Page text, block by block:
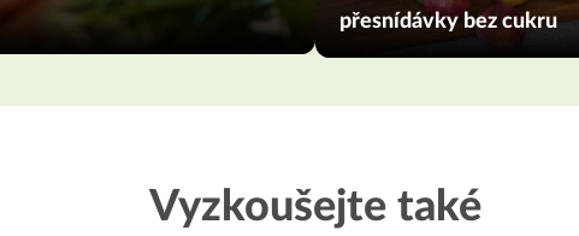
přesnídávky bez cukru
Vyzkoušejte také